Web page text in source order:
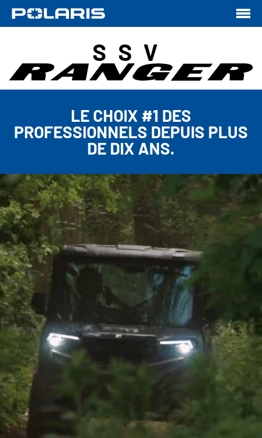
SSV
LE CHOIX #1 DES
PROFESSIONNELS DEPUIS PLUS
DE DIX ANS.